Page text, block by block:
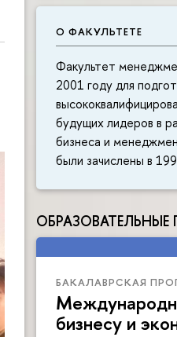
О ФАКУЛЬТЕТЕ
Факультет
2001 году для
будущих лидеров в
бизнеса и
были зачислены в
БАКАЛАВРСКАЯ
бизнесу и